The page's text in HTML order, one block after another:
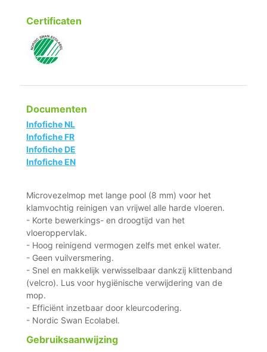
Certificaten
Documenten
Infofiche NL
Infofiche FR
Infofiche DE
Infofiche EN
Microvezelmop met lange pool (8 mm) voor het
klamvochtig reinigen van vrijwel alle harde vloeren.
- Korte bewerkings- en droogtijd van het
vloeroppervlak.
- Hoog reinigend vermogen zelfs met enkel water.
- Geen vuilversmering.
- Snel en makkelijk verwisselbaar dankzij klittenband
(velcro). Lus voor hygiënische verwijdering van de
mop.
- Efficiënt inzetbaar door kleurcodering.
- Nordic Swan Ecolabel.
Gebruiksaanwijzing